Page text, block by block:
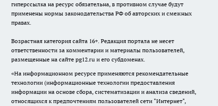
гиперссылка на ресурс обязательна, в противном случае будут
применены нормы законодательства РФ об авторских и смежных
правах.
Возрастная категория сайта 16+. Редакция портала не несет
ответственности за комментарии и материалы пользователей,
размещенные на сайте pg12.ru и его субдоменах.
«На информационном ресурсе применяются рекомендательные
технологии (информационные технологии предоставления
информации на основе сбора, систематизации и анализа сведений,
относящихся к предпочтениям пользователей сети "Интернет",